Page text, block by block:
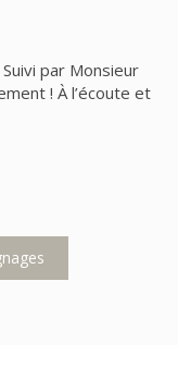
soulagement
par Monsieur
! À l’écoute et